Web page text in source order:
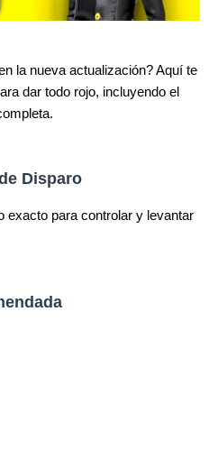
la nueva actualización? Aquí te
dar todo rojo, incluyendo el
Disparo
exacto para controlar y levantar